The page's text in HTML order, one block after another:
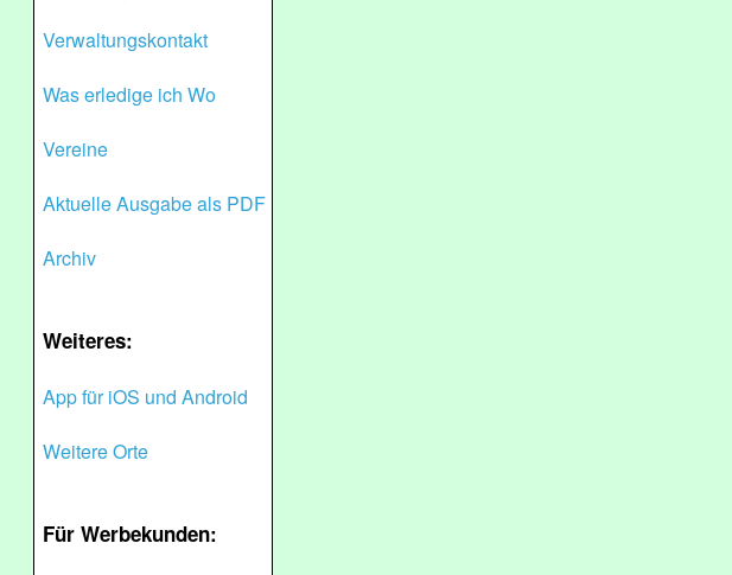
Verwaltungskontakt
Was erledige ich Wo
Vereine
Aktuelle Ausgabe als PDF
Archiv
Weiteres:
App für iOS und Android
Weitere Orte
Für Werbekunden: